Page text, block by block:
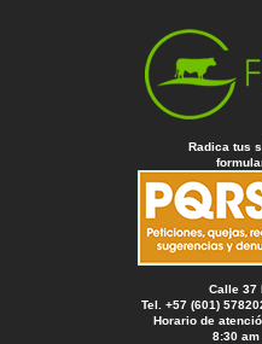
Radica tus
Calle 37
Tel. +57 (601)
Horario de
8:30 am